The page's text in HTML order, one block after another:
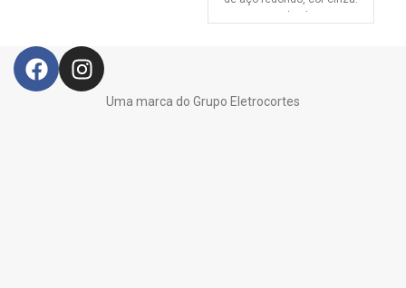
Uma marca do Grupo Eletrocortes